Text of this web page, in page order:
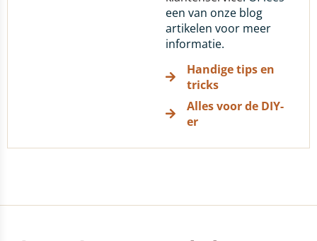
een van onze blog
artikelen voor meer
informatie.
Handige tips en
tricks
Alles voor de DIY-
er